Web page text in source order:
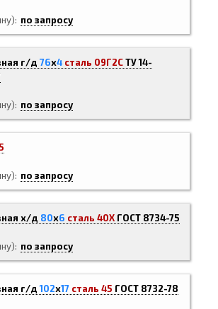
по запросу
г/д 76х4 сталь 09Г2СТУ 14-
по запросу
по запросу
х/д 80х6 сталь 40Х ГОСТ 8734-75
по запросу
г/д102х17 сталь 45 ГОСТ 8732-78